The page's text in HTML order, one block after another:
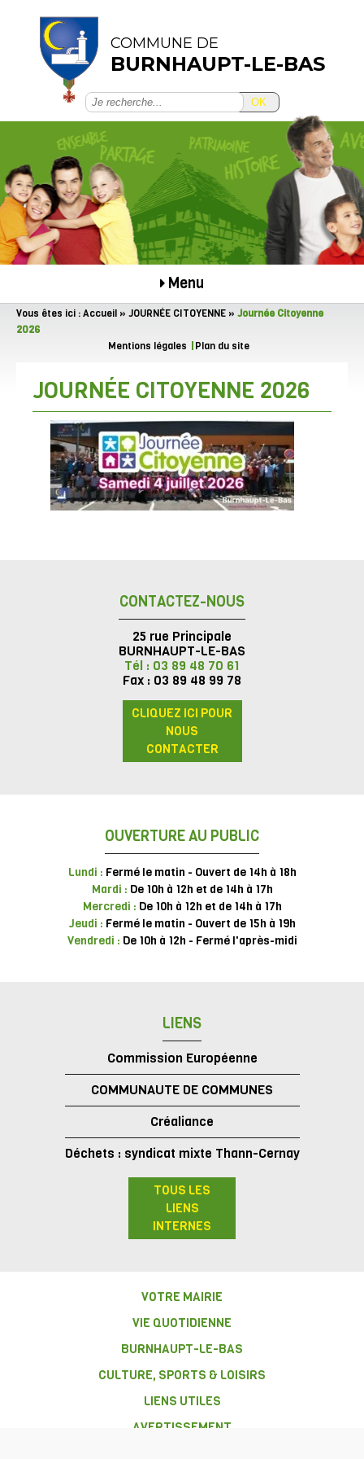
COMMUNE DE
BURNHAUPT-LE-BAS
OK
Menu
Vous êtes ici :Accueil » JOURNÉE CITOYENNE » Journée Citoyenne
2026
Mentions légales
Plan du site
JOURNÉE CITOYENNE 2026
CONTACTEZ-NOUS
25 rue Principale
BURNHAUPT-LE-BAS
Tél : 03 89 48 70 61
Fax : 03 89 48 99 78
CLIQUEZ ICI POUR
NOUS
CONTACTER
OUVERTURE AU PUBLIC
Lundi : Fermé le matin - Ouvert de 14h à 18h
Mardi : De 10h à 12h et de 14h à 17h
Mercredi : De 10h à 12h et de 14h à 17h
Jeudi : Fermé le matin - Ouvert de 15h à 19h
Vendredi : De 10h à 12h - Fermé l'après-midi
LIENS
Commission Européenne
COMMUNAUTE DE COMMUNES
Créaliance
Déchets : syndicat mixte Thann-Cernay
TOUS LES
LIENS
INTERNES
VOTRE MAIRIE
VIE QUOTIDIENNE
BURNHAUPT-LE-BAS
CULTURE, SPORTS & LOISIRS
LIENS UTILES
AVERTISSEMENT